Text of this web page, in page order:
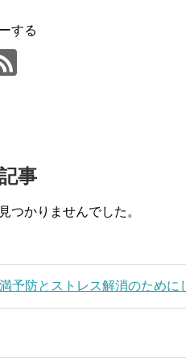
する
事
つかりませんでした。
予防とストレス解消のために